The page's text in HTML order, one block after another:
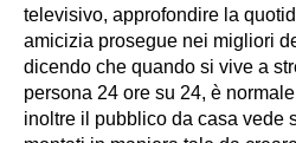
televisivo, approfondire la
amicizia prosegue nei migliori
dicendo che quando si vive a
persona 24 ore su 24, è
inoltre il pubblico da casa vede